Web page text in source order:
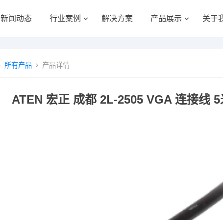
新闻动态 行业案例 解决方案 产品展示 关于
所有产品 产品详情
ATEN 宏正 成都 2L-2505 VGA 连接线